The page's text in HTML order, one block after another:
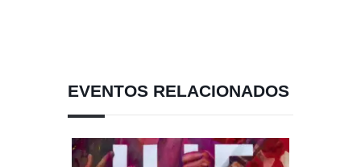
EVENTOS RELACIONADOS